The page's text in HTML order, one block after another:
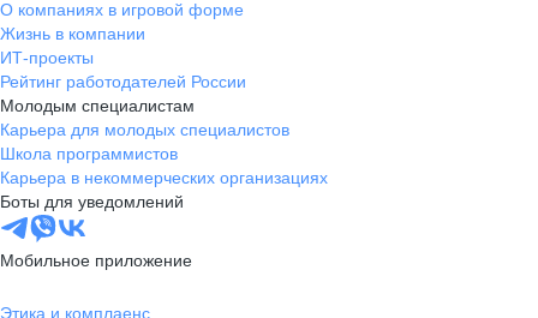
О компаниях в игровой форме
Жизнь в компании
ИТ-проекты
Рейтинг работодателей России
Молодым специалистам
Карьера для молодых специалистов
Школа программистов
Карьера в некоммерческих организациях
Боты для уведомлений
Мобильное приложение
Этика и комплаенс